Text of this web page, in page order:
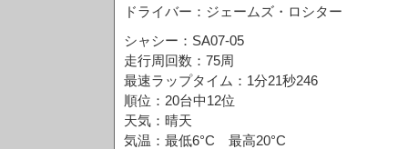
ドライバー：ジェームズ・ロシター
シャシー：SA07-05
走行周回数：75周
最速ラップタイム：1分21秒246
順位：20台中12位
天気：晴天
気温：最低6°C 最高20°C